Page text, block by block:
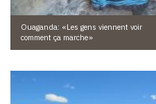
Ouaganda: « Les gens viennent voir
comment ça marche »